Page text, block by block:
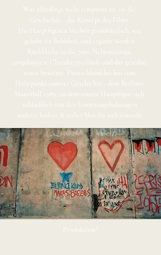
Was allerdings nicht temporär ist, ist die
Geschichte - das Konzept des Films.
Die Hauptfiguren bleiben grundsätzlich, wie
gehabt (in Bubbles), und ergänzt werden
Rückblicke in die 70er, Nebenstränge,
ausgebautere Charakterverläufe und das geteilte,
sowie besetzte  Deutschland bis hin zum
Höhepunkt unserer Geschichte - dem Berliner
Mauerfall 1989, an dem unsere Hauptfigur sich
schließlich von den Erwartungshaltungen
anderer loslöst & voller Mut für sich einsteht.
Produktion*